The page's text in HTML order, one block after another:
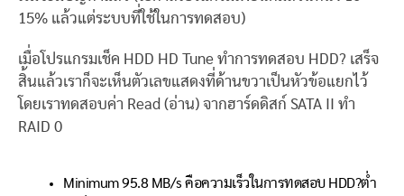
15% แล้วแต่ระบบที่ใช้ในการทดสอบ)
เมื่อโปรแกรมเช็ค HDD HD Tune ทำการทดสอบ HDD? เสร็จ
สิ้นแล้วเราก็จะเห็นตัวเลขแสดงที่ด้านขวาเป็นหัวข้อแยกไว้
โดยเราทดสอบค่า Read (อ่าน) จากฮาร์ดดิสก์ SATA II ทำ
RAID 0
Minimum 95.8 MB/s คือความเร็วในการทดสอบ HDD?ต่ำ